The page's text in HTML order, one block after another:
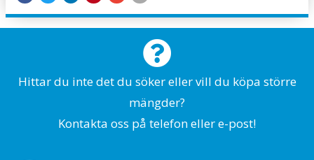
Hittar du inte det du söker eller vill du köpa större
mängder?
Kontakta oss på telefon eller e-post!